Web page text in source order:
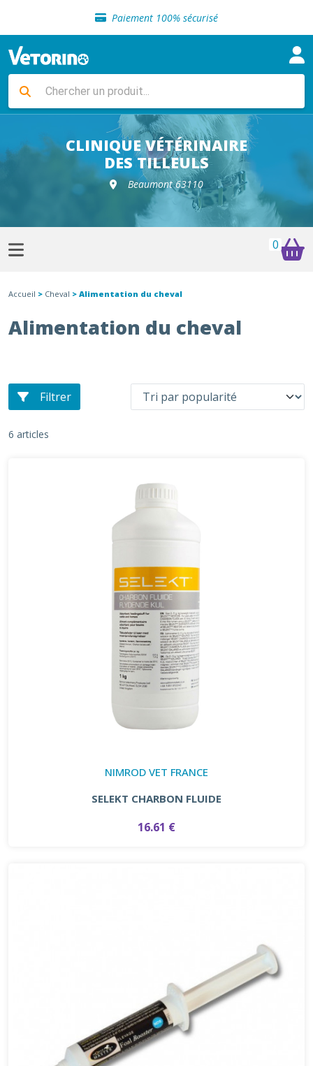
Paiement 100% sécurisé
Livraison gratuite en clinique vétérinaire
Sélection de croquettes vétérinaire
Livraison gratuite en clinique vétérinaire
Retour gratuit en clinique
Sélection de croquettes vétérinaire
CLINIQUE VÉTÉRINAIRE
DES TILLEULS
Beaumont 63110
0
Accueil > Cheval > Alimentation du cheval
Alimentation du cheval
Filtrer
6 articles
NIMROD VET FRANCE
SELEKT CHARBON FLUIDE
16.61 €